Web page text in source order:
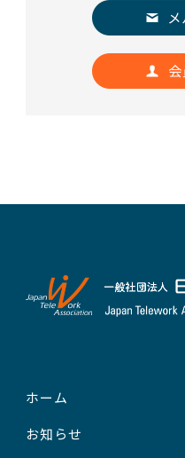
ホーム
お知らせ